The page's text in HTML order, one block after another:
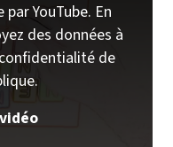
YouTube. En
des données à
de